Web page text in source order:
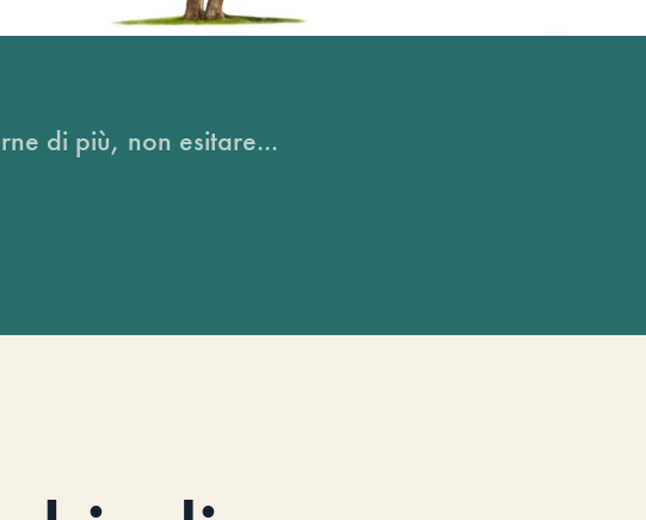
di più, non esitare...